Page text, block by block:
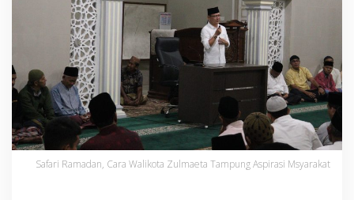
Safari Ramadan, Cara Walikota Zulmaeta Tampung Aspirasi Msyarakat